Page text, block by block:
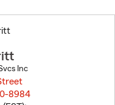
Inc
8984